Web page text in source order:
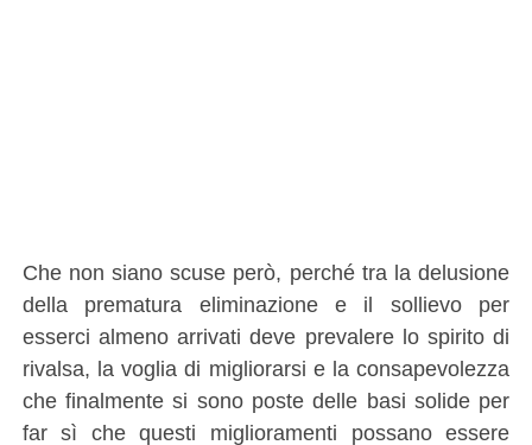
Che non siano scuse però, perché tra la delusione
della prematura eliminazione e il sollievo per
esserci almeno arrivati deve prevalere lo spirito di
rivalsa, la voglia di migliorarsi e la consapevolezza
che finalmente si sono poste delle basi solide per
far sì che questi miglioramenti possano essere